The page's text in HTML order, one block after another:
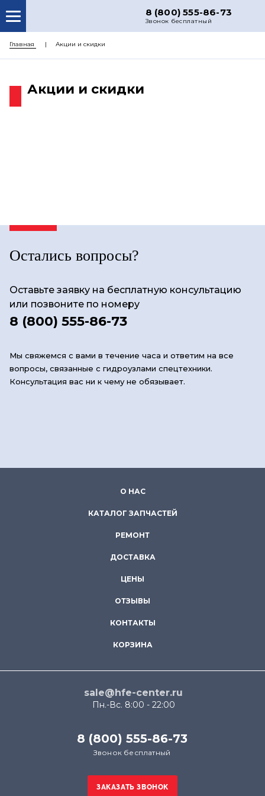
8 (800) 555-86-73
Звонок бесплатный
РЕМОНТ
Главная Акции и скидки
Акции и скидки
Остались вопросы?
Оставьте заявку на бесплатную консультацию
или позвоните по номеру
8 (800) 555-86-73
Мы свяжемся с вами в течение часа и ответим на все
вопросы, связанные с гидроузлами спецтехники.
Консультация вас ни к чему не обязывает.
О НАС
КАТАЛОГ ЗАПЧАСТЕЙ
РЕМОНТ
ДОСТАВКА
ЦЕНЫ
ОТЗЫВЫ
КОНТАКТЫ
КОРЗИНА
sale@hfe-center.ru
Пн.-Вс. 8:00 - 22:00
8 (800) 555-86-73
Звонок бесплатный